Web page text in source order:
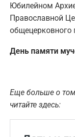
Юбилейном
Православной
общецерковного
День памяти
Еще больше о
читайте здесь: